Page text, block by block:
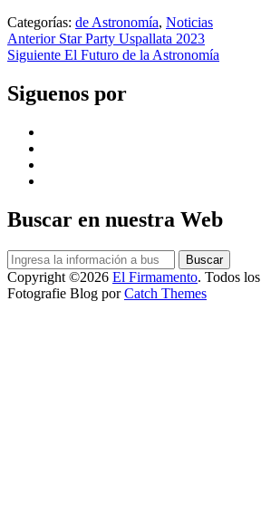
Categorías: de Astronomía, Noticias
Navegación
de
entradas
Anterior Entrada
anterior:
Star Party Uspallata 2023
Siguiente Entrada
El Futuro de la Astronomía
Siguenos por
Buscar en nuestra Web
Buscar: Buscar
Copyright ©2026 El Firmamento. Todos
Fotografie Blog porCatch Themes